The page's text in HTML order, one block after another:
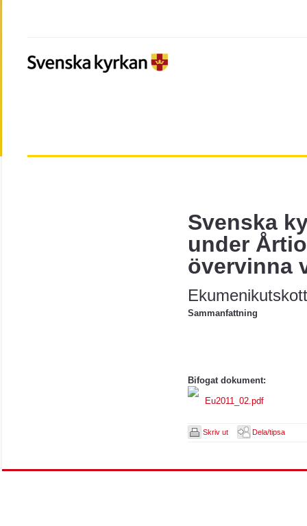
Svenska
under
övervinna
Sammanfattning
Bifogat dokument:
Eu2011_02.pdf
Skriv ut Dela/tipsa